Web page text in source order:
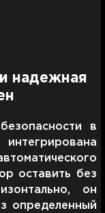
надежная
в
оставить без
он
определенный